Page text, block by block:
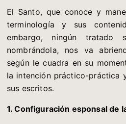
El Santo, que conoce y
terminología y sus
embargo, ningún tratado
nombrándola, nos va
según le cuadra en su
la intención práctico-práctica
sus escritos.
1. Configuración esponsal de